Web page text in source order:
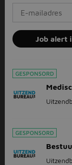
Job alert
GESPONSORD
GESPONSORD